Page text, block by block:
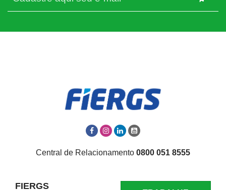
Central de Relacionamento 0800 051 8555
FIERGS